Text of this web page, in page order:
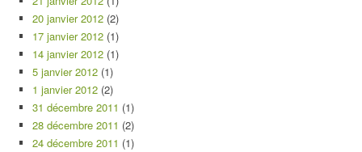
20 janvier 2012 (2)
17 janvier 2012 (1)
14 janvier 2012 (1)
5 janvier 2012 (1)
1 janvier 2012 (2)
31 décembre 2011 (1)
28 décembre 2011 (2)
24 décembre 2011 (1)